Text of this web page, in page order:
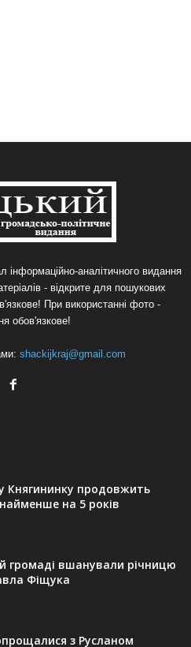
інформаційно-аналітичного видання
- відкрите для пошукових
При використанні фото -
обов'язкове!
shackijkraj@gmail.com
Княгининку продовжить
на 5 років
громаді вшанували річницю
Фіщука
з Русланом